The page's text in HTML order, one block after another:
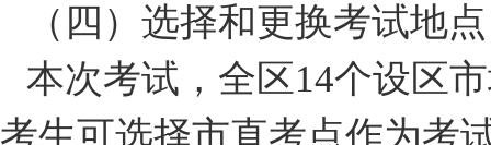
（四）选择和更换考试地点
本次考试，全区14个设区
考生可选择市直考点作为考